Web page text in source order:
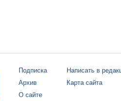
Подписка
Архив
О сайте
Написать в
Карта сайта